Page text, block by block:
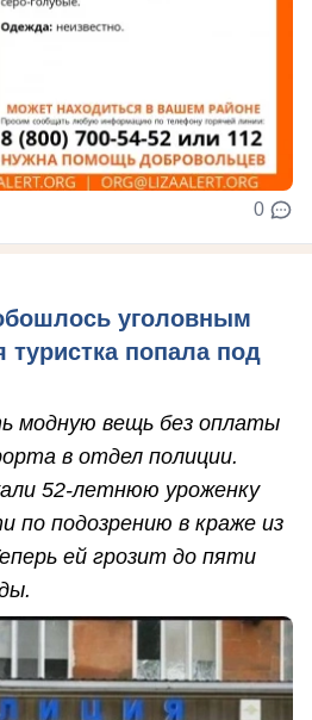
0
уголовным
попала под
модную вещь без оплаты
в отдел полиции.
52-летнюю уроженку
по подозрению в краже из
ей грозит до пяти